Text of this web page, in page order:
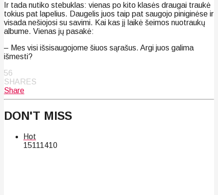
Ir tada nutiko stebuklas: vienas po kito klasės draugai traukė
tokius pat lapelius. Daugelis juos taip pat saugojo piniginėse ir
visada nešiojosi su savimi. Kai kas jį laikė šeimos nuotraukų
albume. Vienas jų pasakė:
– Mes visi išsisaugojome šiuos sąrašus. Argi juos galima
išmesti?
56
SHARES
Share
DON'T MISS
Hot
151 11410